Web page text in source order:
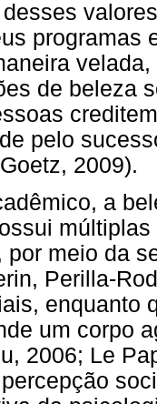
programas
de beleza
pelo
2009).
a
por meio da
Perilla-
enquanto
um corpo
2006; Le